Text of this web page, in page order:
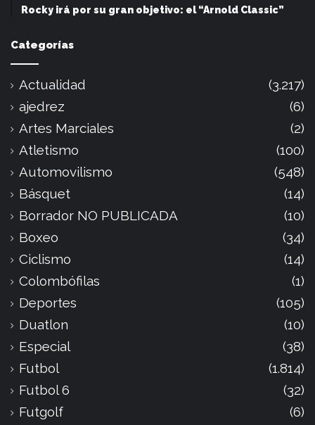
Rocky irá por su gran objetivo: el “Arnold Classic”
Categorías
Actualidad
(3.217)
ajedrez
(6)
Artes Marciales
(2)
Atletismo
(100)
Automovilismo
(548)
Básquet
(14)
Borrador NO PUBLICADA
(10)
Boxeo
(34)
Ciclismo
(14)
Colombófilas
(1)
Deportes
(105)
Duatlon
(10)
Especial
(38)
Futbol
(1.814)
Futbol 6
(32)
Futgolf
(6)